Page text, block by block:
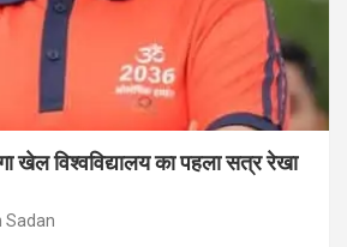
खेल विश्वविद्यालय का पहला सत्र रेखा
Sadan